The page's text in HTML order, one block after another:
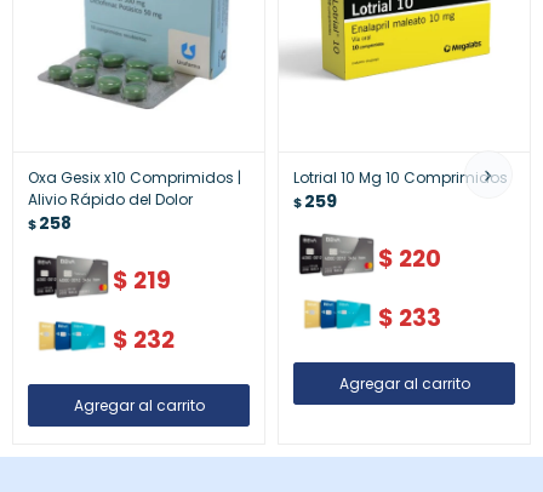
Oxa Gesix x10 Comprimidos |
Alivio Rápido del Dolor
$258
$ 219
$ 232
Lotrial 10 Mg 10 Comprimidos
$259
$ 220
$ 233